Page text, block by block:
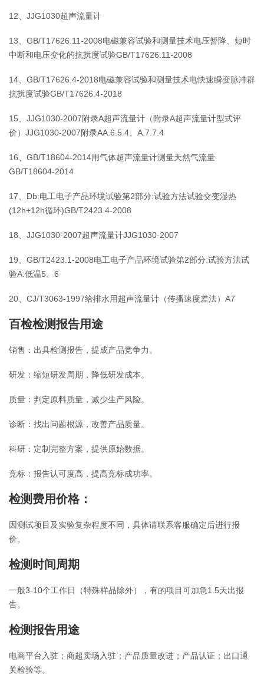
12、JJG1030超声流量计
13、GB/T17626.11-2008电磁兼容试验和测量技术电压暂降、短时
中断和电压变化的抗扰度试验GB/T17626.11-2008
14、GB/T17626.4-2018电磁兼容试验和测量技术电快速瞬变脉冲群
抗扰度试验GB/T17626.4-2018
15、JJG1030-2007附录A超声流量计（附录A超声流量计型式评
价）JJG1030-2007附录AA.6.5.4、A.7.7.4
16、GB/T18604-2014用气体超声流量计测量天然气流量
GB/T18604-2014
17、Db:电工电子产品环境试验第2部分:试验方法试验交变湿热
(12h+12h循环)GB/T2423.4-2008
18、JJG1030-2007超声流量计JJG1030-2007
19、GB/T2423.1-2008电工电子产品环境试验第2部分:试验方法试
验A:低温5、6
20、CJ/T3063-1997给排水用超声流量计（传播速度差法）A7
百检检测报告用途
销售：出具检测报告，提成产品竞争力。
研发：缩短研发周期，降低研发成本。
质量：判定原料质量，减少生产风险。
诊断：找出问题根源，改善产品质量。
科研：定制完整方案，提供原始数据。
竞标：报告认可度高，提高竞标成功率。
检测费用价格：
因测试项目及实验复杂程度不同，具体请联系客服确定后进行报
价。
检测时间周期
一般3-10个工作日（特殊样品除外），有的项目可加急1.5天出报
告。
检测报告用途
电商平台入驻；商超卖场入驻；产品质量改进；产品认证；出口通
关检验等。